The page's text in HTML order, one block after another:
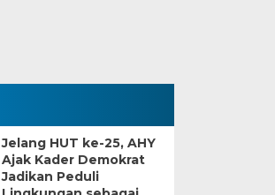
Jelang HUT ke-25, AHY
Ajak Kader Demokrat
Jadikan Peduli